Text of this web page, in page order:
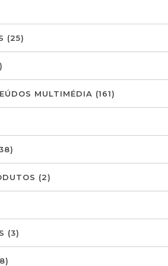
(25)
MULTIMÉDIA (161)
(2)
(3)